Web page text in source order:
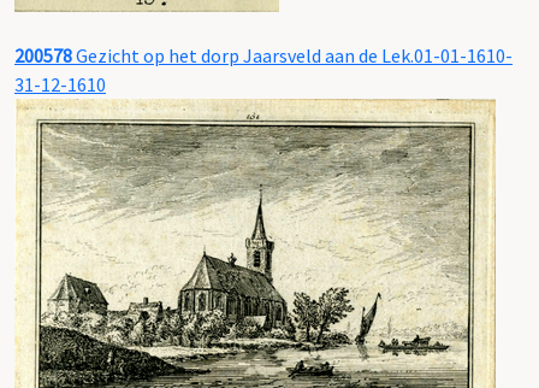
200578Gezicht op het dorp Jaarsveld aan de Lek.01-01-1610-
31-12-1610